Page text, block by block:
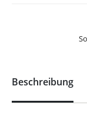
Beschreibung